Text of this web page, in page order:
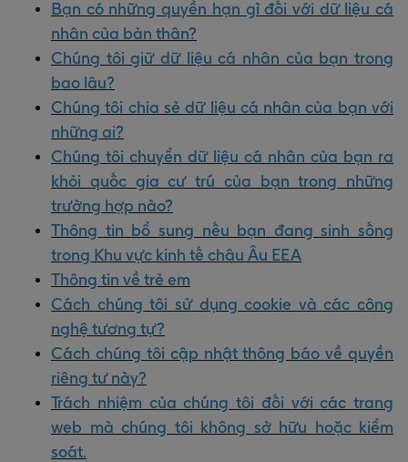
Bạn có những quyền hạn gì đối với dữ liệu cá
nhân của bản thân?
Chúng tôi giữ dữ liệu cá nhân của bạn trong
bao lâu?
Chúng tôi chia sẻ dữ liệu cá nhân của bạn với
những ai?
Chúng tôi chuyển dữ liệu cá nhân của bạn ra
khỏi quốc gia cư trú của bạn trong những
trường hợp nào?
Thông tin bổ sung nếu bạn đang sinh sống
trong Khu vực kinh tế châu Âu EEA
Thông tin về trẻ em
Cách chúng tôi sử dụng cookie và các công
nghệ tương tự?
Cách chúng tôi cập nhật thông báo về quyền
riêng tư này?
Trách nhiệm của chúng tôi đối với các trang
web mà chúng tôi không sở hữu hoặc kiểm
soát.